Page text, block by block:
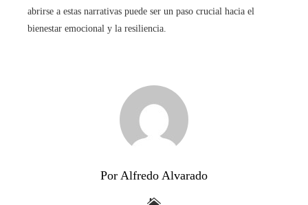
abrirse a estas narrativas puede ser un paso crucial hacia el
bienestar emocional y la resiliencia.
Por Alfredo Alvarado